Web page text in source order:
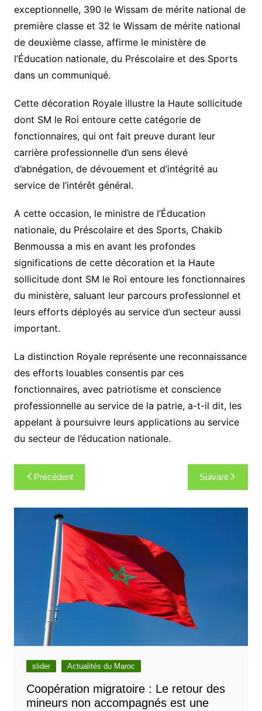
exceptionnelle, 390 le Wissam de mérite national de
première classe et 32 le Wissam de mérite national
de deuxième classe, affirme le ministère de
l’Éducation nationale, du Préscolaire et des Sports
dans un communiqué.
Cette décoration Royale illustre la Haute sollicitude
dont SM le Roi entoure cette catégorie de
fonctionnaires, qui ont fait preuve durant leur
carrière professionnelle d’un sens élevé
d’abnégation, de dévouement et d’intégrité au
service de l’intérêt général.
A cette occasion, le ministre de l’Éducation
nationale, du Préscolaire et des Sports, Chakib
Benmoussa a mis en avant les profondes
significations de cette décoration et la Haute
sollicitude dont SM le Roi entoure les fonctionnaires
du ministère, saluant leur parcours professionnel et
leurs efforts déployés au service d’un secteur aussi
important.
La distinction Royale représente une reconnaissance
des efforts louables consentis par ces
fonctionnaires, avec patriotisme et conscience
professionnelle au service de la patrie, a-t-il dit, les
appelant à poursuivre leurs applications au service
du secteur de l’éducation nationale.
Navigation
de
l’article
Précédent Suivant
slider Actualités du Maroc
Coopération migratoire : Le retour des
mineurs non accompagnés est une